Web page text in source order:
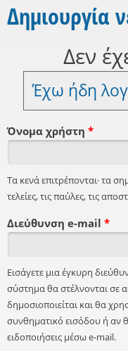
Δημιουργία
Δεν
Έχω ήδη
Όνομα χρήστη *
Τα κενά επιτρέπονται· τα
τελείες, τις παύλες, τις
Διεύθυνση e-mail *
Εισάγετε μια έγκυρη
σύστημα θα στέλνονται σε
δημοσιοποιείται και θα
συνθηματικό εισόδου ή αν
ειδοποιήσεις μέσω e-mail.